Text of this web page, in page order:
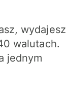
wydajesz
walutach.
jednym